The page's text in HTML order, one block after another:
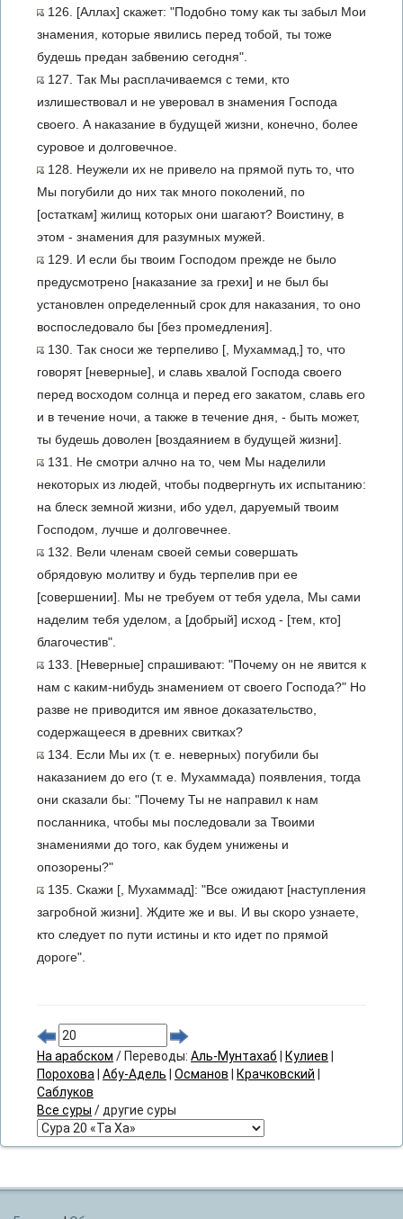
126. [Аллах] скажет: "Подобно тому как ты забыл Мои
знамения, которые явились перед тобой, ты тоже
будешь предан забвению сегодня".
127. Так Мы расплачиваемся с теми, кто
излишествовал и не уверовал в знамения Господа
своего. А наказание в будущей жизни, конечно, более
суровое и долговечное.
128. Неужели их не привело на прямой путь то, что
Мы погубили до них так много поколений, по
[остаткам] жилищ которых они шагают? Воистину, в
этом - знамения для разумных мужей.
129. И если бы твоим Господом прежде не было
предусмотрено [наказание за грехи] и не был бы
установлен определенный срок для наказания, то оно
воспоследовало бы [без промедления].
130. Так сноси же терпеливо [, Мухаммад,] то, что
говорят [неверные], и славь хвалой Господа своего
перед восходом солнца и перед его закатом, славь его
и в течение ночи, а также в течение дня, - быть может,
ты будешь доволен [воздаянием в будущей жизни].
131. Не смотри алчно на то, чем Мы наделили
некоторых из людей, чтобы подвергнуть их испытанию:
на блеск земной жизни, ибо удел, даруемый твоим
Господом, лучше и долговечнее.
132. Вели членам своей семьи совершать
обрядовую молитву и будь терпелив при ее
[совершении]. Мы не требуем от тебя удела, Мы сами
наделим тебя уделом, а [добрый] исход - [тем, кто]
благочестив".
133. [Неверные] спрашивают: "Почему он не явится к
нам с каким-нибудь знамением от своего Господа?" Но
разве не приводится им явное доказательство,
содержащееся в древних свитках?
134. Если Мы их (т. е. неверных) погубили бы
наказанием до его (т. е. Мухаммада) появления, тогда
они сказали бы: "Почему Ты не направил к нам
посланника, чтобы мы последовали за Твоими
знамениями до того, как будем унижены и
опозорены?"
135. Скажи [, Мухаммад]: "Все ожидают [наступления
загробной жизни]. Ждите же и вы. И вы скоро узнаете,
кто следует по пути истины и кто идет по прямой
дороге".
На арабском / Переводы: Аль-Мунтахаб Кулиев
Порохова
Абу-Адель Османов Крачковский
Саблуков
Все суры / другие суры